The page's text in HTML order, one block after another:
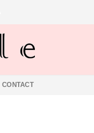
CONTACT